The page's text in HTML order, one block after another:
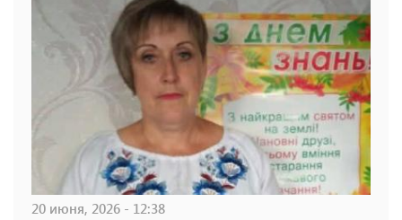
20 июня, 2026 - 12:38